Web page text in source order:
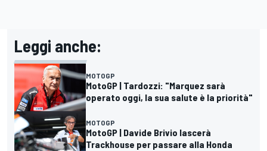
Leggi anche:
MOTOGP
MotoGP | Tardozzi: "Marquez sarà
operato oggi, la sua salute è la priorità"
MOTOGP
MotoGP | Davide Brivio lascerà
Trackhouse per passare alla Honda